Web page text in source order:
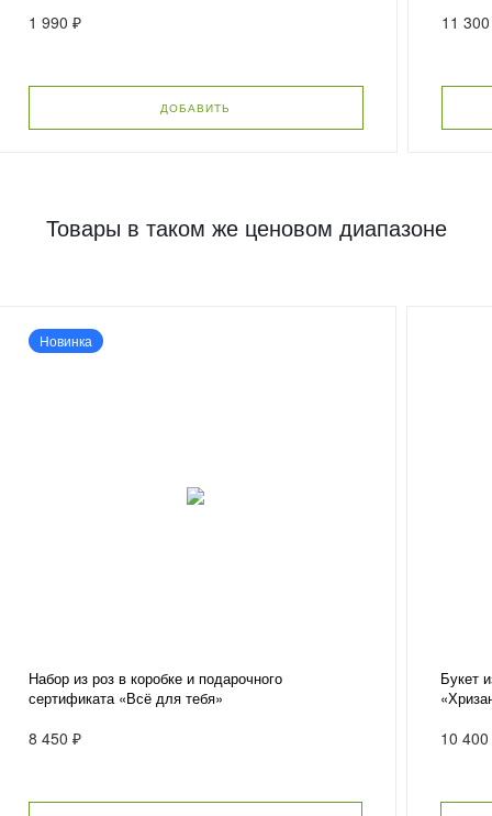
1 990 ₽
ДОБАВИТЬ
11
Товары в таком же ценовом диапазоне
Новинка
Набор из роз в коробке и подарочного
сертификата «Всё для тебя»
8 450 ₽
Букет
10